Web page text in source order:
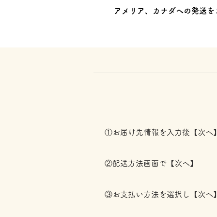
アメリア、カナダへの発送
①お届け先情報を入力後【次へ】
②配送方法画面で【次へ】
③お支払い方法を選択し【次へ】